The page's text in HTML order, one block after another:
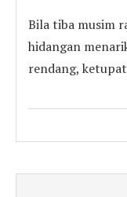
Bila tiba musim
hidangan
rendang,